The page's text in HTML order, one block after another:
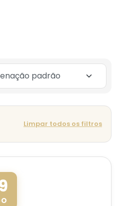
Limpar todos os filtros